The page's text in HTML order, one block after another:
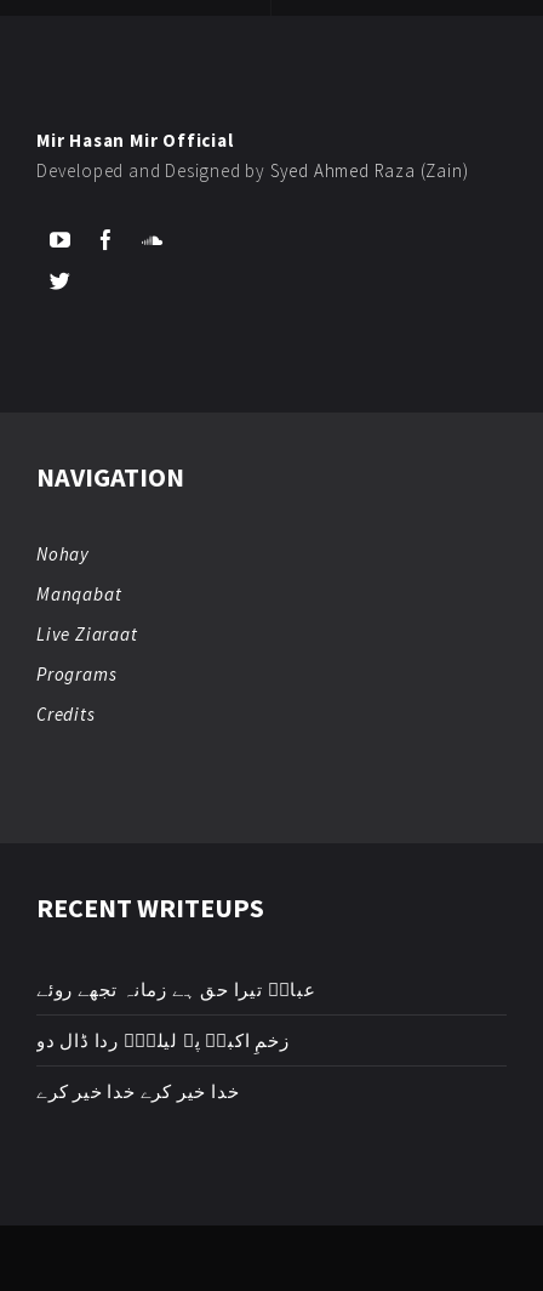
Mir Hasan Mir Official
Developed and Designed by Syed Ahmed Raza (Zain)
NAVIGATION
Nohay
Manqabat
Live Ziaraat
Programs
Credits
RECENT WRITEUPS
عباسؑ تیرا حق ہے زمانہ تجھے روئے
زخمِ اکبرؑ پہ لیلیٰؑ ردا ڈال دو
خدا خیر کرے خدا خیر کرے